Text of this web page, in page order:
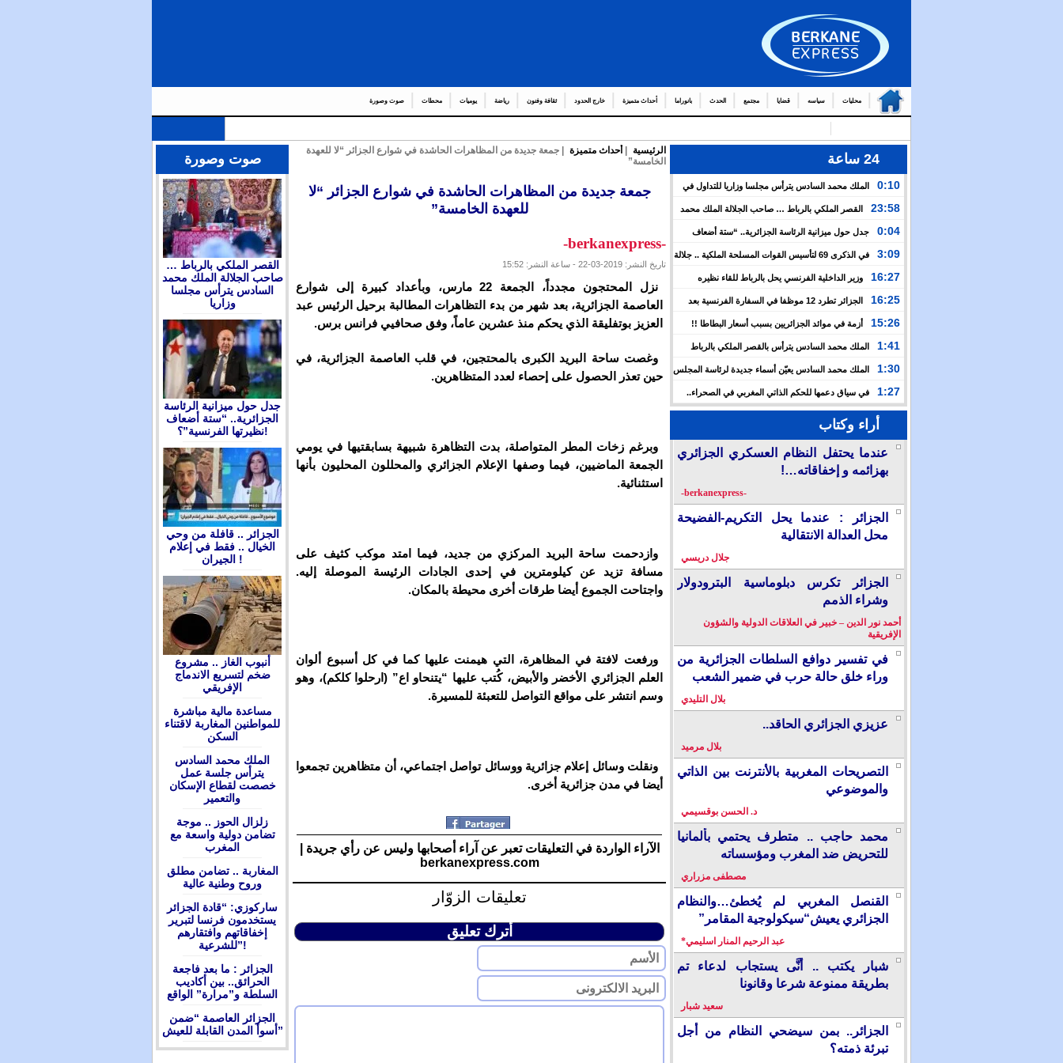
محليات سياسه قضايا مجتمع الحدث بانوراما أحداث متميزة خارج الحدود ثقافة وفنون رياضة يوميات محطات صوت وصورة
24 ساعة
0:10
الملك محمد السادس يترأس مجلسا وزاريا للتداول في
23:58
القصر الملكي بالرباط … صاحب الجلالة الملك محمد
السادس يترأس مجلسا وزاريا
0:04
جدل حول ميزانية الرئاسة الجزائرية.. “ستة أضعاف
نظيرتها الفرنسية”؟!
3:09
في الذكرى 69 لتأسيس القوات المسلحة الملكية .. جلالة
الملك يدعو لمواصلة التعبئة من أجل تعزيز قوة الجيش وينوه بورش
16:27
وزير الداخلية الفرنسي يحل بالرباط للقاء نظيره
المغربي.. ولفتيت يقترح مراجعة مجموعة من الاتفاقيات بين
16:25
الجزائر تطرد 12 موظفا في السفارة الفرنسية بعد
اعتقال مسؤولها القنصلي وباريس تهدد إما التراجع أو الرد بقوة
15:26 أزمة في موائد الجزائريين بسبب أسعار البطاطا !!
1:41
الملك محمد السادس يترأس بالقصر الملكي بالرباط
حفلا دينيا إحياء لليلة القدر
1:30
الملك محمد السادس يعيّن أسماء جديدة لرئاسة المجلس
الأعلى للتكوين والبحث العلمي والمندوبية الوزارية لحقوق الإنسان
1:27
في سياق دعمها للحكم الذاتي المغربي في الصحراء..
إسبانيا تشرع في إدراج “المسيرة الخضراء” ضمن مقرراتها
الدراسيةأراء وكتاب
عندما يحتفل النظام العسكري الجزائري
بهزائمه و إخفاقاته…!
-berkanexpress-
الجزائر : عندما يحل التكريم-الفضيحة
محل العدالة الانتقالية
جلال دريسي
الجزائر تكرس دبلوماسية البترودولار
وشراء الذمم
أحمد نور الدين – خبير في العلاقات الدولية والشؤون
الإفريقية
في تفسير دوافع السلطات الجزائرية من
وراء خلق حالة حرب في ضمير الشعب
بلال التليدي
عزيزي الجزائري الحاقد..
بلال مرميد
التصريحات المغربية بالأنترنت بين الذاتي
والموضوعي
د. الحسن بوقسيمي
محمد حاجب .. متطرف يحتمي بألمانيا
للتحريض ضد المغرب ومؤسساته
مصطفى مزراري
القنصل المغربي لم يُخطئ…والنظام
الجزائري يعيش“سيكولوجية المقامر”
عبد الرحيم المنار اسليمي*
شبار يكتب .. أنَّى يستجاب لدعاء تم
بطريقة ممنوعة شرعا وقانونا
سعيد شبار
الجزائر.. بمن سيضحي النظام من أجل
تبرئة ذمته؟
الرئيسية أحداث متميزة
| جمعة جديدة من المظاهرات الحاشدة في شوارع الجزائر “لا للعهدة
الخامسة”
جمعة جديدة من المظاهرات الحاشدة في شوارع الجزائر “لا
للعهدة الخامسة”
-berkanexpress-
تاريخ النشر: 2019-03-22 - ساعة النشر: 15:52
نزل المحتجون مجدداً، الجمعة 22 مارس، وبأعداد كبيرة إلى شوارع
العاصمة الجزائرية، بعد شهر من بدء التظاهرات المطالبة برحيل الرئيس عبد
العزيز بوتفليقة الذي يحكم منذ عشرين عاماً، وفق صحافيي فرانس برس.
وغصت ساحة البريد الكبرى بالمحتجين، في قلب العاصمة الجزائرية، في
حين تعذر الحصول على إحصاء لعدد المتظاهرين.
وبرغم زخات المطر المتواصلة، بدت التظاهرة شبيهة بسابقتيها في يومي
الجمعة الماضيين، فيما وصفها الإعلام الجزائري والمحللون المحليون بأنها
استثنائية.
وازدحمت ساحة البريد المركزي من جديد، فيما امتد موكب كثيف على
مسافة تزيد عن كيلومترين في إحدى الجادات الرئيسة الموصلة إليه.
واجتاحت الجموع أيضا طرقات أخرى محيطة بالمكان.
ورفعت لافتة في المظاهرة، التي هيمنت عليها كما في كل أسبوع ألوان
العلم الجزائري الأخضر والأبيض، كُتب عليها “يتنحاو اع” (ارحلوا كلكم)، وهو
وسم انتشر على مواقع التواصل للتعبئة للمسيرة.
ونقلت وسائل إعلام جزائرية ووسائل تواصل اجتماعي، أن متظاهرين تجمعوا
أيضا في مدن جزائرية أخرى.
الآراء الواردة في التعليقات تعبر عن آراء أصحابها وليس عن رأي جريدة |
berkanexpress.com
تعليقات الزوّار
أترك تعليق
صوت وصورة
القصر الملكي بالرباط …
صاحب الجلالة الملك محمد
السادس يترأس مجلسا
وزاريا
جدل حول ميزانية الرئاسة
الجزائرية.. “ستة أضعاف
نظيرتها الفرنسية”؟!
الجزائر .. قافلة من وحي
الخيال .. فقط في إعلام
الجيران !
أنبوب الغاز .. مشروع
ضخم لتسريع الاندماج
الإفريقي
مساعدة مالية مباشرة
للمواطنين المغاربة لاقتناء
السكن
الملك محمد السادس
يترأس جلسة عمل
خصصت لقطاع الإسكان
والتعمير
زلزال الحوز .. موجة
تضامن دولية واسعة مع
المغرب
المغاربة .. تضامن مطلق
وروح وطنية عالية
ساركوزي: “قادة الجزائر
يستخدمون فرنسا لتبرير
إخفاقاتهم وافتقارهم
للشرعية”!
الجزائر : ما بعد فاجعة
الحرائق.. بين أكاديب
السلطة و”مرارة” الواقع
الجزائر العاصمة “ضمن
أسوأ المدن القابلة للعيش”